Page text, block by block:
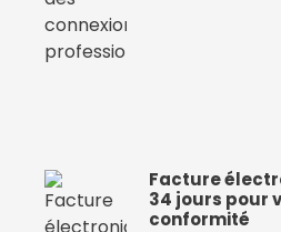
Facture
34 jours pour
conformité